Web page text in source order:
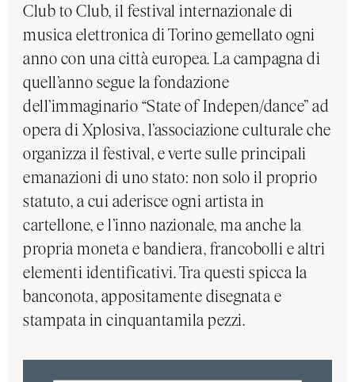
Club to Club, il festival internazionale di
musica elettronica di Torino gemellato ogni
anno con una città europea. La campagna di
quell’anno segue la fondazione
dell’immaginario “State of Indepen/dance” ad
opera di Xplosiva, l’associazione culturale che
organizza il festival, e verte sulle principali
emanazioni di uno stato: non solo il proprio
statuto, a cui aderisce ogni artista in
cartellone, e l’inno nazionale, ma anche la
propria moneta e bandiera, francobolli e altri
elementi identificativi. Tra questi spicca la
banconota, appositamente disegnata e
stampata in cinquantamila pezzi.